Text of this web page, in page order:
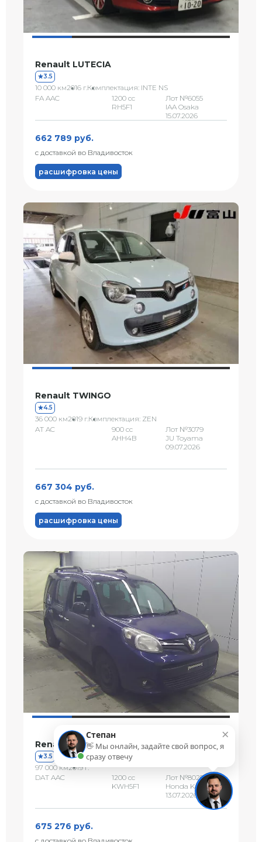
Renault LUTECIA
3.5
10 000 км2016 г.Комплектация: INTE NS
FA AAC
1200 сс
RH5F1
Лот №6055
IAA Osaka
15.07.2026
662 789 руб.
с доставкой во Владивосток
расшифровка цены
Renault TWINGO
4.5
36 000 км2019 г.Комплектация: ZEN
AT AC
900 сс
AHH4B
Лот №3079
JU Toyama
09.07.2026
667 304 руб.
с доставкой во Владивосток
расшифровка цены
Renault KANGOO
3.5
97 000 км2019 г.
DAT AAC
1200 сс
KWH5F1
Лот №80254
Honda Kansai
13.07.2026
675 276 руб.
×
Степан
👋 Мы онлайн, задайте свой вопрос, я
сразу отвечу